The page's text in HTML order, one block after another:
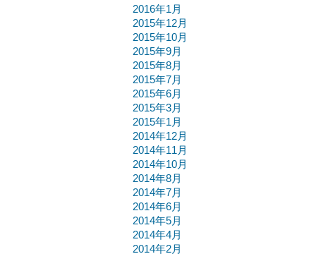
2016年1月
2015年12月
2015年10月
2015年9月
2015年8月
2015年7月
2015年6月
2015年3月
2015年1月
2014年12月
2014年11月
2014年10月
2014年8月
2014年7月
2014年6月
2014年5月
2014年4月
2014年2月